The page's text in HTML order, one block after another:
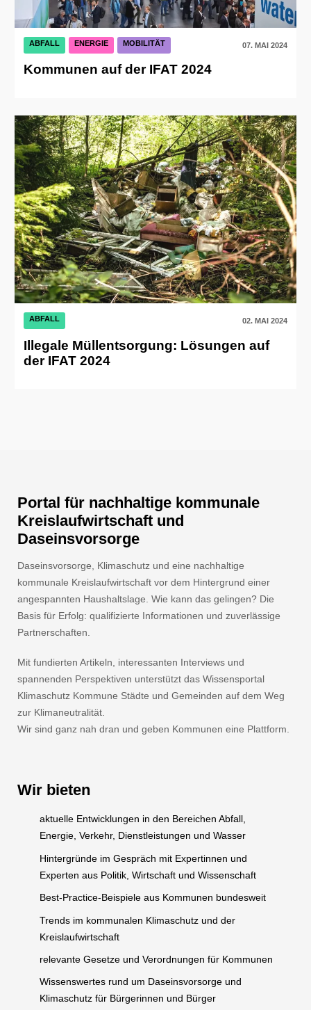
ABFALL ENERGIE MOBILITÄT 07. MAI 2024
Kommunen auf der IFAT 2024
ABFALL 02. MAI 2024
Illegale Müllentsorgung: Lösungen auf
der IFAT 2024
Portal für nachhaltige kommunale
Kreislaufwirtschaft und
Daseinsvorsorge
Daseinsvorsorge, Klimaschutz und eine nachhaltige
kommunale Kreislaufwirtschaft vor dem Hintergrund einer
angespannten Haushaltslage. Wie kann das gelingen? Die
Basis für Erfolg: qualifizierte Informationen und zuverlässige
Partnerschaften.
Mit fundierten Artikeln, interessanten Interviews und
spannenden Perspektiven unterstützt das Wissensportal
Klimaschutz Kommune Städte und Gemeinden auf dem Weg
zur Klimaneutralität.
Wir sind ganz nah dran und geben Kommunen eine Plattform.
Wir bieten
aktuelle Entwicklungen in den Bereichen Abfall,
Energie, Verkehr, Dienstleistungen und Wasser
Hintergründe im Gespräch mit Expertinnen und
Experten aus Politik, Wirtschaft und Wissenschaft
Best-Practice-Beispiele aus Kommunen bundesweit
Trends im kommunalen Klimaschutz und der
Kreislaufwirtschaft
relevante Gesetze und Verordnungen für Kommunen
Wissenswertes rund um Daseinsvorsorge und
Klimaschutz für Bürgerinnen und Bürger